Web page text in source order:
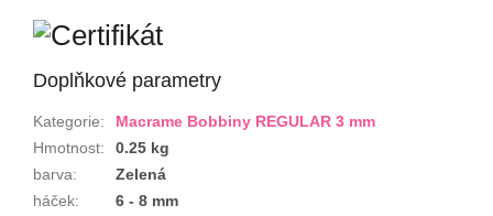
Doplňkové parametry
Kategorie:
Macrame Bobbiny REGULAR 3 mm
Hmotnost:
0.25 kg
barva:
Zelená
háček:
6 - 8 mm